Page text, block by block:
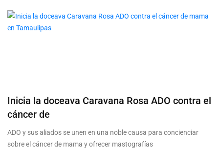
Inicia la doceava Caravana Rosa ADO contra el
cáncer de
ADO y sus aliados se unen en una noble causa para concienciar
sobre el cáncer de mama y ofrecer mastografías